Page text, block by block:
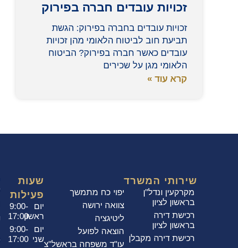
זכויות עובדים חברה בפירוק
זכויות עובדים בחברה בפירוק: הגשת
תביעת חוב לביטוח הלאומי מהן זכויות
עובדים כאשר חברה בפירוק? הביטוח
הלאומי מגן על שכירים
קרא עוד »
שירותי המשרד
מקרקעין ונדל"ן
בראשון לציון
רכישת דירה
בראשון לציון
רכישת דירה מקבלן
יפוי כח מתמשך
צוואה ירושה
ליטיגציה
הוצאה לפועל
עו"ד משפחה בראשל"צ
שעות
פעילות
יום
ראשון
יום
שני
9:00-
17:00
9:00-
17:00